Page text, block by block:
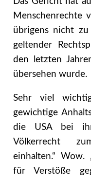
Menschenrechte
übrigens nicht
geltender
den letzten
übersehen wurde.
Sehr viel
gewichtige
die USA bei
Völkerrecht
einhalten.“ Wow.
für Verstöße